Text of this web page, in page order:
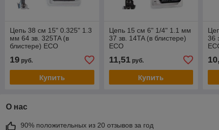
Цепь 38 см 15" 0.325" 1.3
мм 64 зв. 325TA (в
блистере) ECO
19 руб.
Купить
Цепь 15 см 6" 1/4" 1.1 мм
37 зв. 14TA (в блистере)
ECO
11,51руб.
Купить
36
О нас
90% положительных из 20 отзывов за год